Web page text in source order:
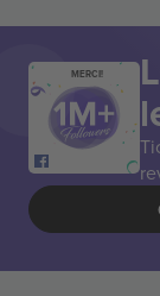
MERCI!